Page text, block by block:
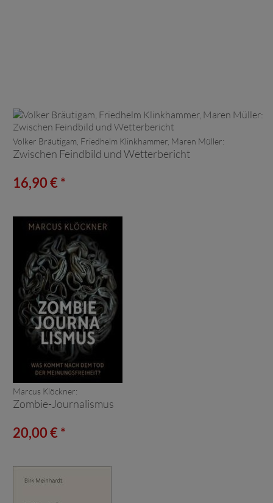
Volker Bräutigam, Friedhelm Klinkhammer, Maren Müller:
Zwischen Feindbild und Wetterbericht
16,90 € *
Marcus Klöckner:
Zombie-Journalismus
20,00 € *